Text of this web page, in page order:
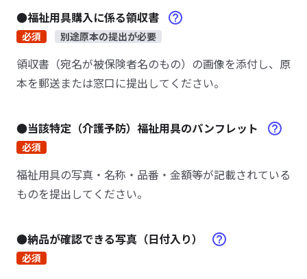
●福祉用具購入に係る領収書
必須 別途原本の提出が必要
領収書（宛名が被保険者名のもの）の画像を添付し、原
本を郵送または窓口に提出してください。
●当該特定（介護予防）福祉用具のパンフレット
必須
福祉用具の写真・名称・品番・金額等が記載されている
ものを提出してください。
●納品が確認できる写真（日付入り）
必須